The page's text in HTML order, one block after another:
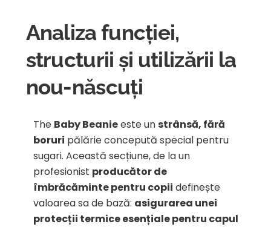
Analiza funcției,
structurii și utilizării la
nou-născuți
The Baby Beanieeste un strânsă, fără
boruri pălărie concepută special pentru
sugari. Această secțiune, de la un
profesionist producător de
îmbrăcăminte pentru copii definește
valoarea sa de bază: asigurarea unei
protecții termice esențiale pentru capul